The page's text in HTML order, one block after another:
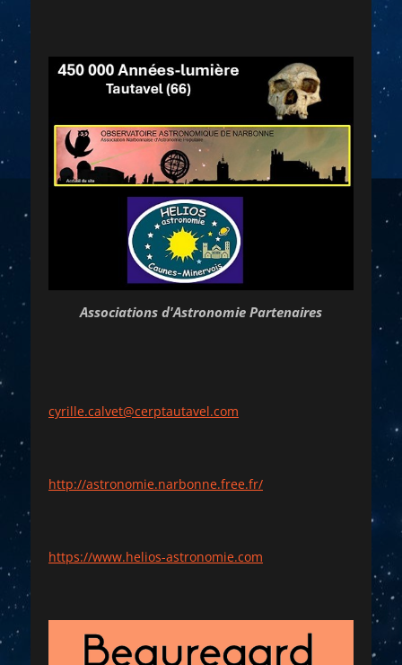
Associations d'Astronomie Partenaires
cyrille.calvet@cerptautavel.com
http://astronomie.narbonne.free.fr/
https://www.helios-astronomie.com